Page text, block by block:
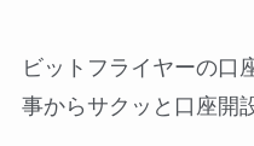
ビットフライヤーの口
事からサクッと口座開